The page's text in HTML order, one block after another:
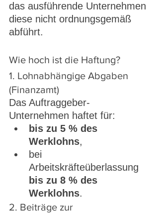
das ausführende Unternehmen
diese nicht ordnungsgemäß
abführt.
Wie hoch ist die Haftung?
1. Lohnabhängige Abgaben
(Finanzamt)
Das Auftraggeber-
Unternehmen haftet für:
bis zu 5 % des
Werklohns,
bei
Arbeitskräfteüberlassung
bis zu 8 % des
Werklohns.
2. Beiträge zur